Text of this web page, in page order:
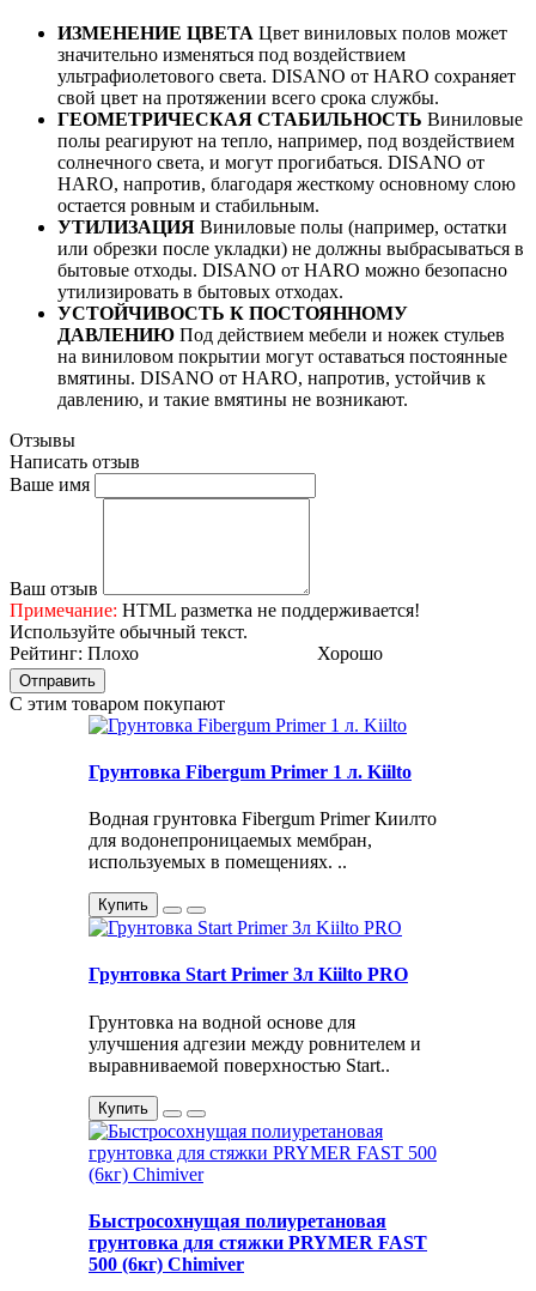
ИЗМЕНЕНИЕ ЦВЕТА Цвет виниловых полов может
значительно изменяться под воздействием
ультрафиолетового света. DISANO от HARO сохраняет
свой цвет на протяжении всего срока службы.
ГЕОМЕТРИЧЕСКАЯ СТАБИЛЬНОСТЬ Виниловые
полы реагируют на тепло, например, под воздействием
солнечного света, и могут прогибаться. DISANO от
HARO, напротив, благодаря жесткому основному слою
остается ровным и стабильным.
УТИЛИЗАЦИЯ Виниловые полы (например, остатки
или обрезки после укладки) не должны выбрасываться в
бытовые отходы. DISANO от HARO можно безопасно
утилизировать в бытовых отходах.
УСТОЙЧИВОСТЬ К ПОСТОЯННОМУ
ДАВЛЕНИЮ Под действием мебели и ножек стульев
на виниловом покрытии могут оставаться постоянные
вмятины. DISANO от HARO, напротив, устойчив к
давлению, и такие вмятины не возникают.
Отзывы
Написать отзыв
Ваше имя
Ваш отзыв
Примечание: HTML разметка не поддерживается!
Используйте обычный текст.
Рейтинг: Плохо Хорошо
Отправить
С этим товаром покупают
Грунтовка Fibergum Primer 1 л. Kiilto
Водная грунтовка Fibergum Primer Киилто
для водонепроницаемых мембран,
используемых в помещениях. ..
Купить
Грунтовка Start Primer 3л Kiilto PRO
Грунтовка на водной основе для
улучшения адгезии между ровнителем и
выравниваемой поверхностью Start..
Купить
Быстросохнущая полиуретановая
грунтовка для стяжки PRYMER FAST
500 (6кг) Chimiver